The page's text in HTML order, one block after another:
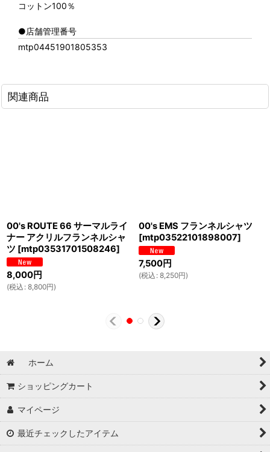
コットン100％
●店舗管理番号
mtp04451901805353
関連商品
00's ROUTE 66 サーマルライ
ナー アクリルフランネルシャ
ツ [mtp03531701508246]
8,000円
(税込 : 8,800円)
00's EMS フランネルシャツ
[mtp03522101898007]
7,500円
(税込 : 8,250円)
ホーム
ショッピングカート
マイページ
最近チェックしたアイテム